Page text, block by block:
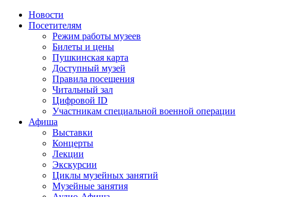
Новости
Посетителям
Режим работы музеев
Билеты и цены
Пушкинская карта
Доступный музей
Правила посещения
Читальный зал
Цифровой ID
Участникам специальной военной операции
Афиша
Выставки
Концерты
Лекции
Экскурсии
Циклы музейных занятий
Музейные занятия